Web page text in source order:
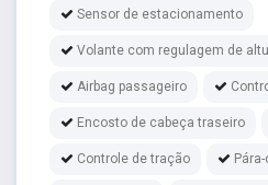
Sensor de estacionamento
Volante com regulagem de
Airbag passageiro
Encosto de cabeça traseiro
Controle de tração